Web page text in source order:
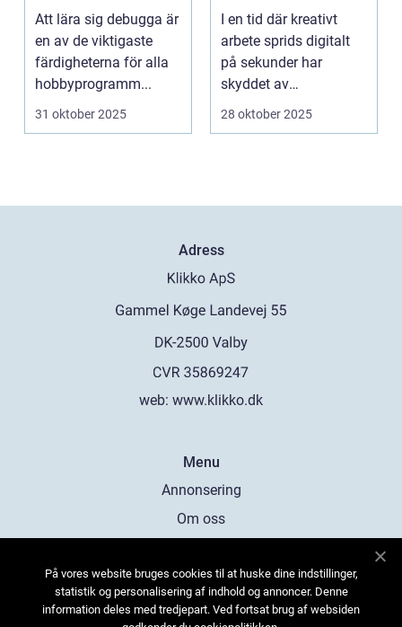
metoder
Att lära sig debugga är
en av de viktigaste
färdigheterna för alla
hobbyprogramm...
31 oktober 2025
skyddar
intellektuellt
kapital
I en tid där kreativt
arbete sprids digitalt
på sekunder har
skyddet av
intellektuellt ka...
28 oktober 2025
Adress
web: www.klikko.dk
Menu
Annonsering
Om oss
Kontakta oss
Sitemap
På vores website bruges cookies til at huske dine indstillinger,
statistik og personalisering af indhold og annoncer. Denne
information deles med tredjepart. Ved fortsat brug af websiden